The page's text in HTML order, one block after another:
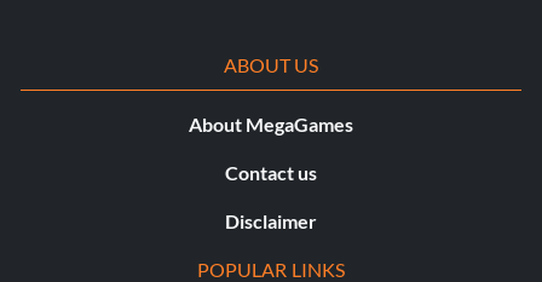
ABOUT US
About MegaGames
Contact us
Disclaimer
POPULAR LINKS